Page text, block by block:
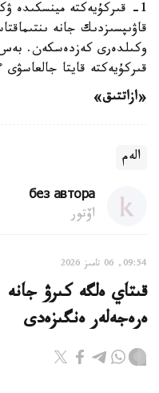
1- قىركۇيەكتە مينسكىدە
قاۋىپسىزدىك جانە
قىركۇيەكتە قايتا
«ازاتتىق»
الەم
без автора
اۆتور
09:54, 06 تامىز 2026
قىتاي ەلگە كىرۋ جانە
ەرەجەلەر ەنگىزەدى